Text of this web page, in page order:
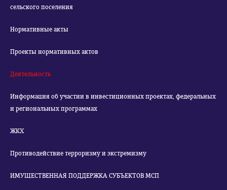
сельского поселения
Нормативные акты
Проекты нормативных актов
Деятельность
Информация об участии в инвестиционных проектах, федеральных
и региональных программах
ЖКХ
Противодействие терроризму и экстремизму
ИМУЩЕСТВЕННАЯ ПОДДЕРЖКА СУБЪЕКТОВ МСП